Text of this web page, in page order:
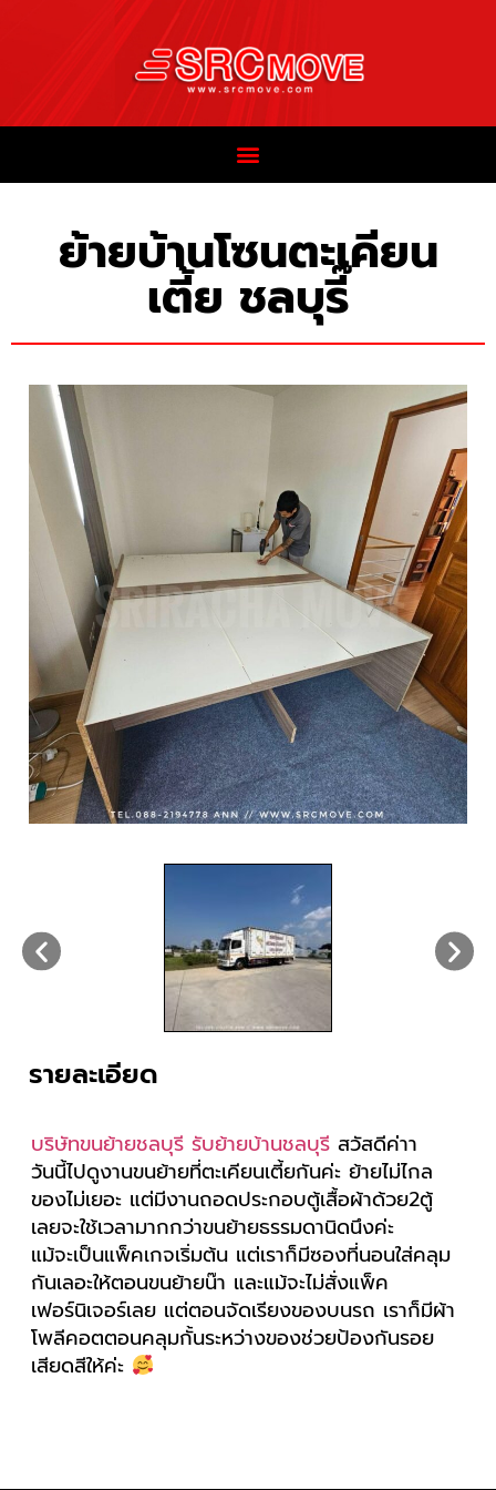
ย้ายบ้านโซนตะเคียน
เตี้ย ชลบุรี๊
รายละเอียด
บริษัทขนย้ายชลบุรี รับย้ายบ้านชลบุรี สวัสดีค่าา
วันนี้ไปดูงานขนย้ายที่ตะเคียนเตี้ยกันค่ะ ย้ายไม่ไกล
ของไม่เยอะ แต่มีงานถอดประกอบตู้เสื้อผ้าด้วย2ตู้
เลยจะใช้เวลามากกว่าขนย้ายธรรมดานิดนึงค่ะ
แม้จะเป็นแพ็คเกจเริ่มต้น แต่เราก็มีซองที่นอนใส่คลุม
กันเลอะให้ตอนขนย้ายน๊า และแม้จะไม่สั่งแพ็ค
เฟอร์นิเจอร์เลย แต่ตอนจัดเรียงของบนรถ เราก็มีผ้า
โพลีคอตตอนคลุมกั้นระหว่างของช่วยป้องกันรอย
เสียดสีให้ค่ะ